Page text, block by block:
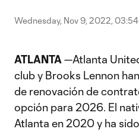
Wednesday, Nov 9, 2022, 03:54
ATLANTA —Atlanta
club y Brooks Lennon
de renovación de
opción para 2026. El
Atlanta en 2020 y ha